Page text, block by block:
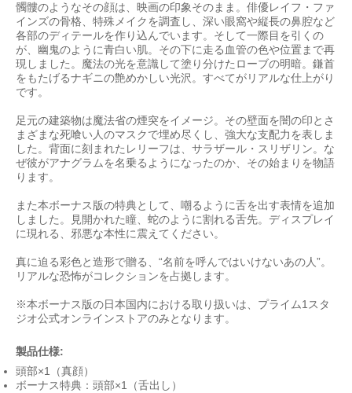
髑髏のようなその顔は、映画の印象そのまま。俳優レイフ・ファ
インズの骨格、特殊メイクを調査し、深い眼窩や縦長の鼻腔など
各部のディテールを作り込んでいます。そして一際目を引くの
が、幽鬼のように青白い肌。その下に走る血管の色や位置まで再
現しました。魔法の光を意識して塗り分けたローブの明暗。鎌首
をもたげるナギニの艶めかしい光沢。すべてがリアルな仕上がり
です。
足元の建築物は魔法省の煙突をイメージ。その壁面を闇の印とさ
まざまな死喰い人のマスクで埋め尽くし、強大な支配力を表しま
した。背面に刻まれたレリーフは、サラザール・スリザリン。な
ぜ彼がアナグラムを名乗るようになったのか、その始まりを物語
ります。
また本ボーナス版の特典として、嘲るように舌を出す表情を追加
しました。見開かれた瞳、蛇のように割れる舌先。ディスプレイ
に現れる、邪悪な本性に震えてください。
真に迫る彩色と造形で贈る、“名前を呼んではいけないあの人”。
リアルな恐怖がコレクションを占拠します。
※本ボーナス版の日本国内における取り扱いは、プライム1スタ
ジオ公式オンラインストアのみとなります。
製品仕様:
頭部×1（真顔）
ボーナス特典：頭部×1（舌出し）